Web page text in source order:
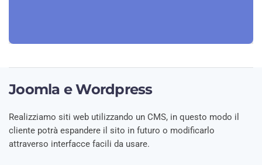
Joomla e Wordpress
Realizziamo siti web utilizzando un CMS, in questo modo il
cliente potrà espandere il sito in futuro o modificarlo
attraverso interfacce facili da usare.